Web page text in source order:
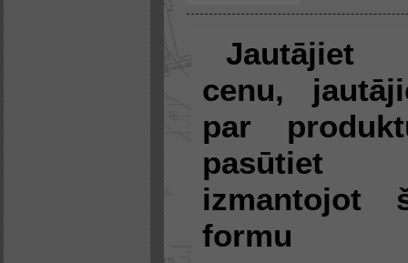
Jautājiet
cenu,
par
pasūtiet
izmantojot
formu